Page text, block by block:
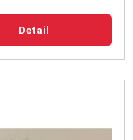
Detail